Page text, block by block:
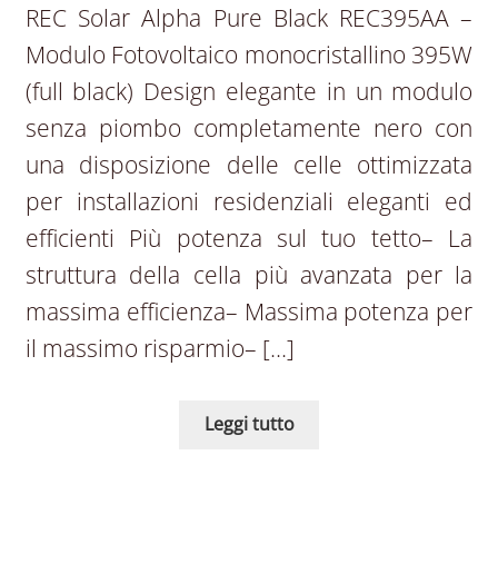
REC Solar Alpha Pure Black REC395AA –
Modulo Fotovoltaico monocristallino 395W
(full black) Design elegante in un modulo
senza piombo completamente nero con
una disposizione delle celle ottimizzata
per installazioni residenziali eleganti ed
efficienti Più potenza sul tuo tetto– La
struttura della cella più avanzata per la
massima efficienza– Massima potenza per
il massimo risparmio– […]
Leggi tutto